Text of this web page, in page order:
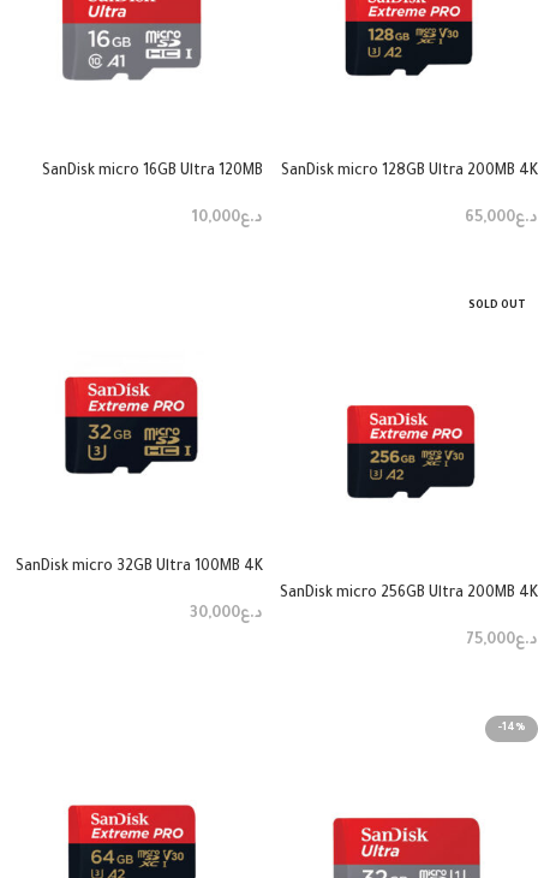
SanDisk micro 128GB Ultra 200MB 4K
د.ع65,000
SanDisk micro 16GB Ultra 120MB
د.ع10,000
SOLD OUT
SanDisk micro 256GB Ultra 200MB 4K
د.ع75,000
SanDisk micro 32GB Ultra 100MB 4K
د.ع30,000
-14%